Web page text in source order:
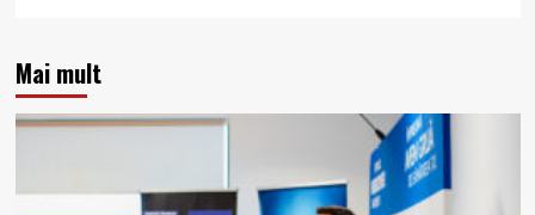
Mai mult